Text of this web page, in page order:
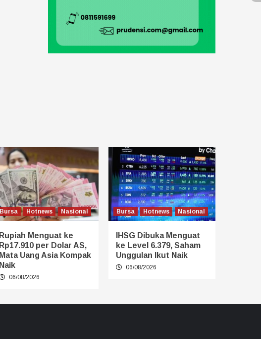
Bursa Hotnews Nasional
Rupiah Menguat ke
Rp17.910 per Dolar AS,
Mata Uang Asia Kompak
Naik
06/08/2026
Bursa Hotnews Nasional
IHSG Dibuka Menguat
ke Level 6.379, Saham
Unggulan Ikut Naik
06/08/2026